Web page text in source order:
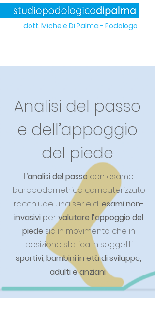
dott. Michele Di Palma - Podologo
Analisi del passo
e dell’appoggio
del piede
L’analisi del passo con esame
baropodometrico computerizzato
racchiude una serie di esami non-
invasivi pervalutare l’appoggio del
piede sia in movimento che in
posizione statica in soggetti
sportivi, bambini in età di sviluppo,
adulti e anziani.